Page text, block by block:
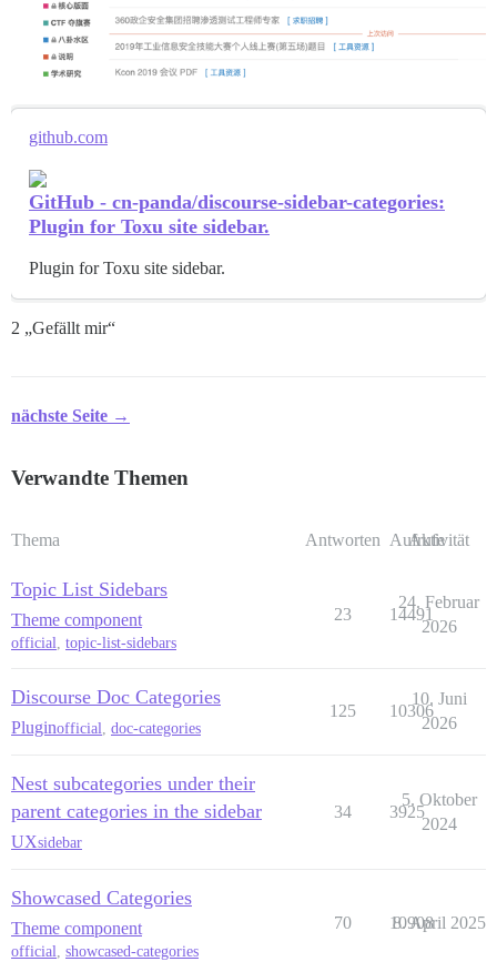
github.com
GitHub - cn-panda/discourse-sidebar-categories:
Plugin for Toxu site sidebar.
Plugin for Toxu site sidebar.
2 „Gefällt mir“
nächste Seite →
Verwandte Themen
Thema Antworten Aufrufe
Aktivität
Topic List Sidebars
Theme component
official, topic-list-sidebars
23 14491
24. Februar
2026
Discourse Doc Categories
Pluginofficial doc-categories
125 10306
10. Juni
2026
Nest subcategories under their
parent categories in the sidebar
UXsidebar
34 3925
5. Oktober
2024
Showcased Categories
Theme component
official, showcased-categories
70 10908
8. April 2025